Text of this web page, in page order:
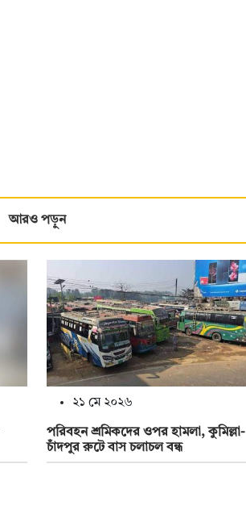
আরও পড়ুন
২১ মে ২০২৬
পরিবহন শ্রমিকদের ওপর হামলা, কুমিল্লা-
চাঁদপুর রুটে বাস চলাচল বন্ধ